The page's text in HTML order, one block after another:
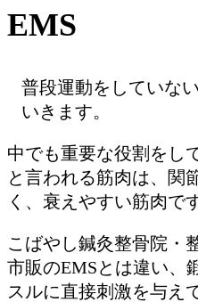
EMS
普段運動をしていな
いきます。
中でも重要な役割をし
と言われる筋肉は、関
く、衰えやすい筋肉で
こばやし鍼灸整骨院・
市販のEMSとは違い、
スルに直接刺激を与え